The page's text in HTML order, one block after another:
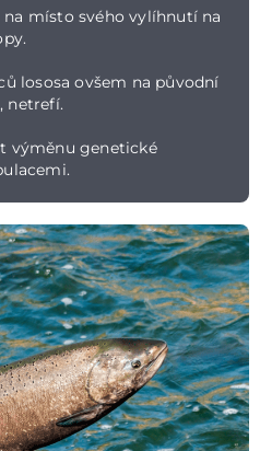
na místo svého vylíhnutí na
lososa ovšem na původní
netrefí.
výměnu genetické